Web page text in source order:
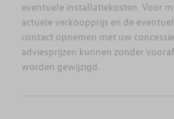
eventuele installatiekosten. Voor
actuele verkoopprijs en de
contact opnemen met uw
adviesprijzen kunnen zonder
worden gewijzigd.